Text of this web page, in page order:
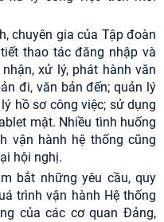
chuyên gia của Tập đoàn
thao tác đăng nhập và
xử lý, phát hành văn
đi, văn bản đến; quản lý
hồ sơ công việc; sử dụng
mật. Nhiều tình huống
vận hành hệ thống cũng
hội nghị.
bắt những yêu cầu, quy
trình vận hành Hệ thống
của các cơ quan Đảng,